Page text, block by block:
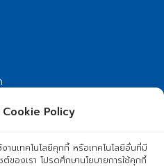
Cookie Policy
านเทคโนโลยีคุกกี้ หรือเทคโนโลยีอื่นที่มี
องเรา โปรดศึกษานโยบายการใช้คุกกี้
กชี เขตหนองจอก